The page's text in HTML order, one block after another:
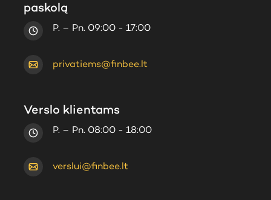
paskolą
P. – Pn. 09:00 - 17:00
privatiems@finbee.lt
Verslo klientams
P. – Pn. 08:00 - 18:00
verslui@finbee.lt